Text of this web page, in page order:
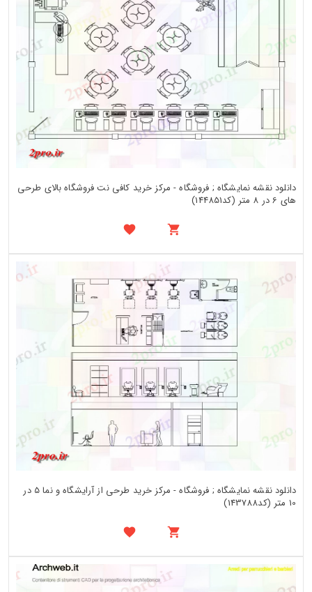
دانلود نقشه نمایشگاه ; فروشگاه - مرکز خرید کافی نت فروشگاه بالای طرحی
های 6 در 8 متر (کد144851)
دانلود نقشه نمایشگاه ; فروشگاه - مرکز خرید طرحی از آرایشگاه و نما 5 در
10 متر (کد143788)